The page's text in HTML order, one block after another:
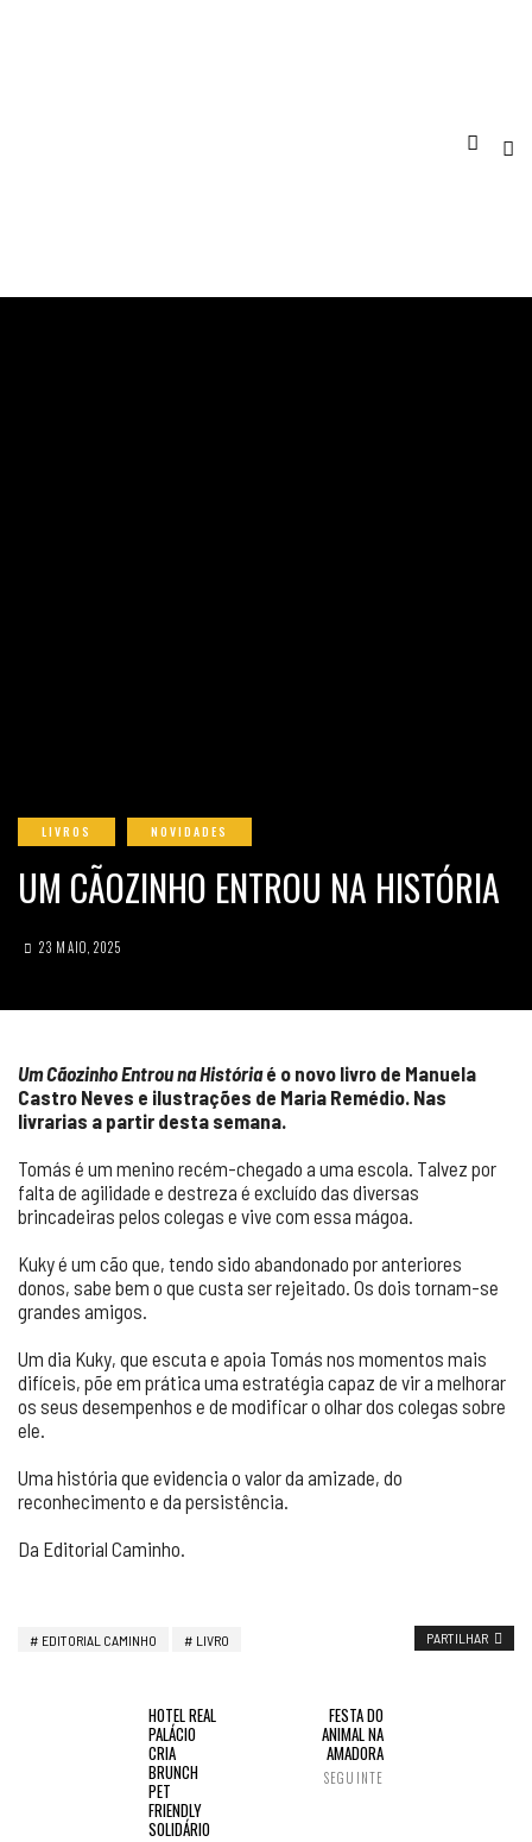
LIVROS NOVIDADES
UM CÃOZINHO ENTROU NA HISTÓRIA
23 MAIO, 2025
Um Cãozinho Entrou na Históriaé o novo livro de Manuela
Castro Neves e ilustrações de Maria Remédio. Nas
livrarias a partir desta semana.
Tomás é um menino recém-chegado a uma escola. Talvez por
falta de agilidade e destreza é excluído das diversas
brincadeiras pelos colegas e vive com essa mágoa.
Kuky é um cão que, tendo sido abandonado por anteriores
donos, sabe bem o que custa ser rejeitado. Os dois tornam-se
grandes amigos.
Um dia Kuky, que escuta e apoia Tomás nos momentos mais
difíceis, põe em prática uma estratégia capaz de vir a melhorar
os seus desempenhos e de modificar o olhar dos colegas sobre
ele.
Uma história que evidencia o valor da amizade, do
reconhecimento e da persistência.
Da Editorial Caminho.
EDITORIAL CAMINHO LIVRO PARTILHAR
HOTEL REAL
PALÁCIO
CRIA
BRUNCH
PET
FRIENDLY
SOLIDÁRIO
FESTA DO
ANIMAL NA
AMADORA
SEGUINTE